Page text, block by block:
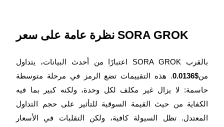
مرشد
دليل المبتدئين للعقود الآجلة
نظرة عامة على سعر SORA GROK
اعتبارًا من أحدث البيانات، يتداول SORA GROK بالقرب
من$0.0136
. هذه التقييمات تضع الرمز في مرحلة متوسطة
حاسمة: لا يزال غير مكلف لكل وحدة، ولكنه كبير بما فيه
الكفاية من حيث القيمة السوقية للتأثير على حجم التداول
المعتدل. تظل السيولة كافية، ولكن التقلبات في الأسعار